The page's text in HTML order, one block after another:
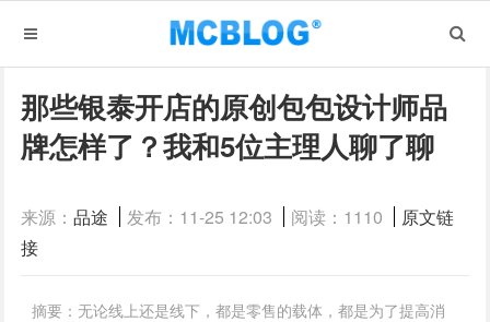
那些银泰开店的原创包包设计师品
牌怎样了？我和5位主理人聊了聊
来源：品途 发布：11-25 12:03 阅读：1110
原文链
接
摘要：无论线上还是线下，都是零售的载体，都是为了提高消